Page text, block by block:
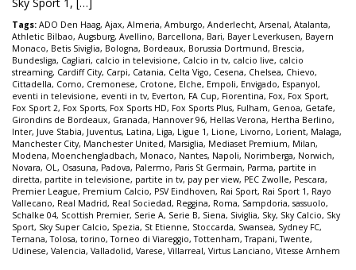
Tags: ADO Den Haag, Ajax, Almeria, Amburgo, Anderlecht, Arsenal, Atalanta,
Athletic Bilbao, Augsburg, Avellino, Barcellona, Bari, Bayer Leverkusen, Bayern
Monaco, Betis Siviglia, Bologna, Bordeaux, Borussia Dortmund, Brescia,
Bundesliga, Cagliari, calcio in televisione, Calcio in tv, calcio live, calcio
streaming, Cardiff City, Carpi, Catania, Celta Vigo, Cesena, Chelsea, Chievo,
Cittadella, Como, Cremonese, Crotone, Elche, Empoli, Envigado, Espanyol,
eventi in televisione, eventi in tv, Everton, FA Cup, Fiorentina, Fox, Fox Sport,
Fox Sport 2, Fox Sports, Fox Sports HD, Fox Sports Plus, Fulham, Genoa, Getafe,
Girondins de Bordeaux, Granada, Hannover 96, Hellas Verona, Hertha Berlino,
Inter, Juve Stabia, Juventus, Latina, Liga, Ligue 1, Lione, Livorno, Lorient, Malaga,
Manchester City, Manchester United, Marsiglia, Mediaset Premium, Milan,
Modena, Moenchengladbach, Monaco, Nantes, Napoli, Norimberga, Norwich,
Novara, OL , Osasuna, Padova, Palermo, Paris St Germain, Parma, partite in
diretta, partite in televisione, partite in tv, pay per view, PEC Zwolle, Pescara,
Premier League, Premium Calcio, PSV Eindhoven, Rai Sport, Rai Sport 1, Rayo
Vallecano, Real Madrid, Real Sociedad, Reggina, Roma, Sampdoria, sassuolo,
Schalke 04, Scottish Premier, Serie A, Serie B, Siena, Siviglia, Sky, Sky Calcio, Sky
Sport, Sky Super Calcio, Spezia, St Etienne, Stoccarda, Swansea, Sydney FC,
Ternana,Tolosa, torino,Torneo di Viareggio,Tottenham,Trapani,Twente,
Udinese, Valencia, Valladolid, Varese, Villarreal, Virtus Lanciano, Vitesse Arnhem